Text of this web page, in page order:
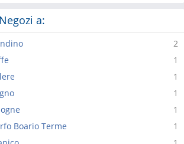
a:
2
1
1
1
1
1
Boario Terme